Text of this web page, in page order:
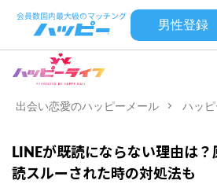
男性登録
出会い恋愛のハッピーメール ハッ
LINEが既読にならない理由は
読スルーされた時の対処法も